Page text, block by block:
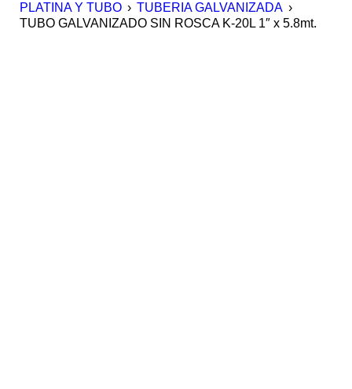
PLATINA Y TUBO › TUBERIA GALVANIZADA ›
TUBO GALVANIZADO SIN ROSCA K-20L 1″ x 5.8mt.